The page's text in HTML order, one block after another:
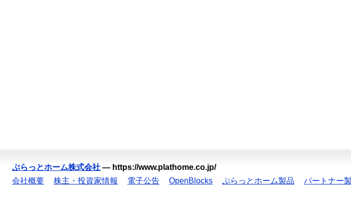
ぷらっとホーム株式会社 — https://www.plathome.co.jp/
会社概要
株主・投資家情報 電子公告 OpenBlocks ぷらっとホーム製品 パートナー